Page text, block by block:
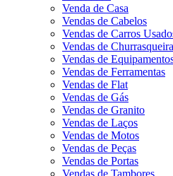
Venda de Casa
Vendas de Cabelos
Vendas de Carros
Vendas de
Vendas de
Vendas de Ferramentas
Vendas de Flat
Vendas de Gás
Vendas de Granito
Vendas de Laços
Vendas de Motos
Vendas de Peças
Vendas de Portas
Vendas de Tambores